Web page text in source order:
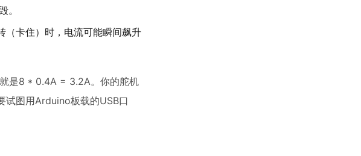
。
卡住）时，电流可能瞬间飙升
是8 * 0.4A = 3.2A。你的舵机
试图用Arduino板载的USB口